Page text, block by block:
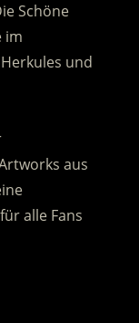
Schöne
im
und
aus
alle Fans